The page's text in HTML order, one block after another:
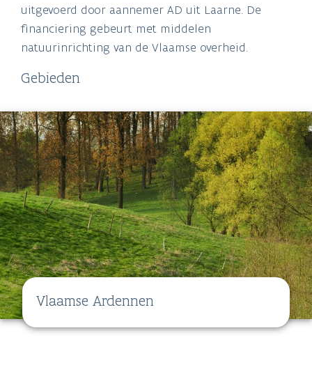
uitgevoerd door aannemer AD uit Laarne. De
financiering gebeurt met middelen
natuurinrichting van de Vlaamse overheid.
Gebieden
Vlaamse Ardennen